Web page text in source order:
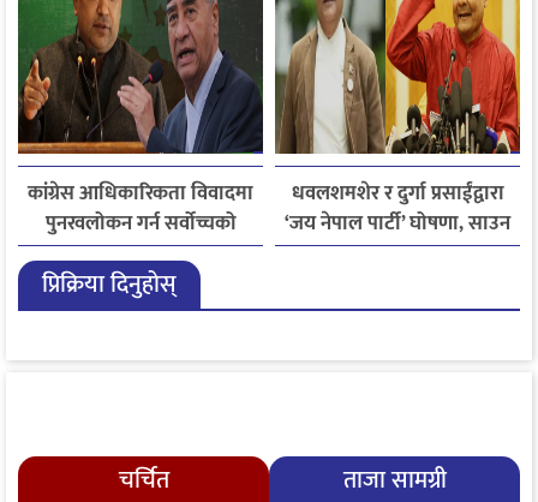
कांग्रेस आधिकारिकता विवादमा
पुनरवलोकन गर्न सर्वोच्चको
अनुमति
धवलशमशेर र दुर्गा प्रसाईंद्वारा
‘जय नेपाल पार्टी’ घोषणा, साउन
२८ मा आयोगमा दर्ता गर्ने तयारी
प्रिक्रिया दिनुहोस्
चर्चित ताजा सामग्री